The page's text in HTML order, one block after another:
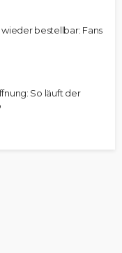
bestellbar: Fans
So läuft der